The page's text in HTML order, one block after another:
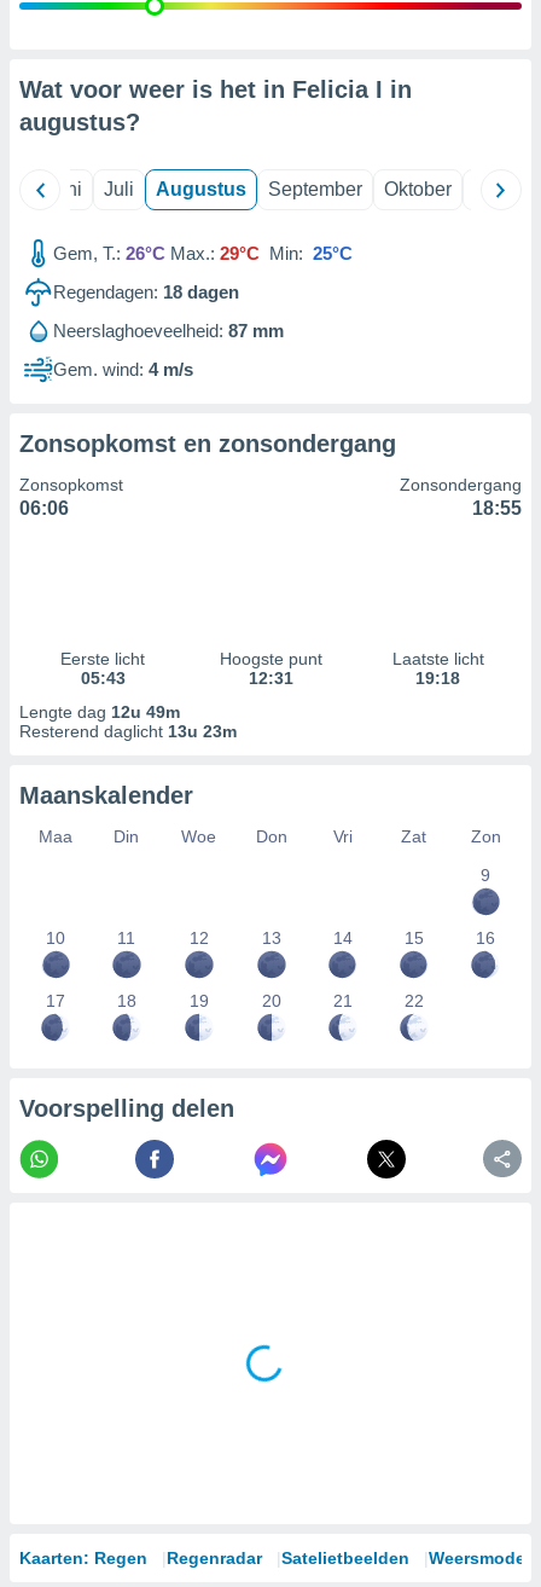
Wat voor weer is het in Felicia I in
augustus?
Juni Juli Augustus September Oktober
Gem, T.: 26°C Max.: 29°C Min: 25°C
Regendagen: 18 dagen
Neerslaghoeveelheid: 87 mm
Gem. wind: 4 m/s
Zonsopkomst en zonsondergang
Zonsopkomst
06:06
Zonsondergang
18:55
Eerste licht
05:43
Hoogste punt
12:31
Laatste licht
19:18
Lengte dag 12u 49m
Resterend daglicht 13u 23m
Maanskalender
Maa Din Woe Don Vri Zat
Zon
9
10 11 12 13 14 15 16
17 18 19 20 21 22
Voorspelling delen
Kaarten: Regen Regenradar Satelietbeelden